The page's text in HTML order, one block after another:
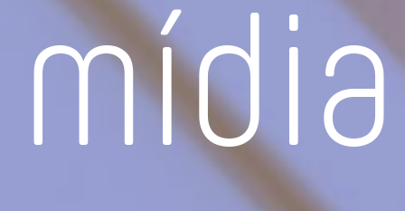
mídia